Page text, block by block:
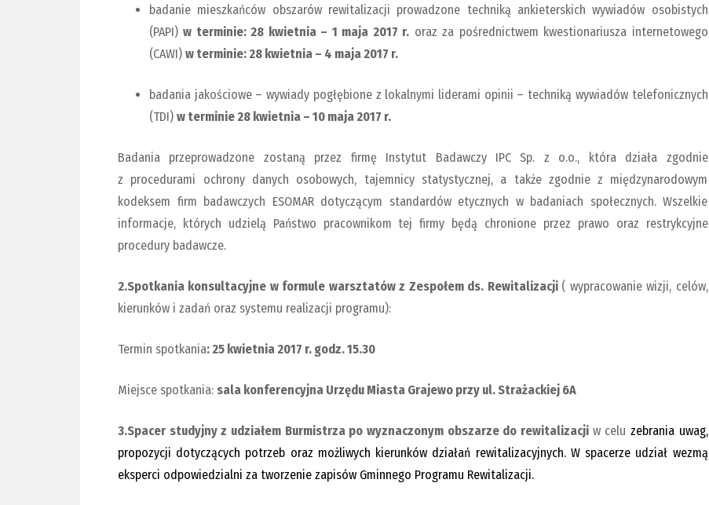
badanie mieszkańców obszarów rewitalizacji prowadzone techniką ankieterskich wywiadów osobistych
(PAPI)w terminie: 28 kwietnia – 1 maja 2017 r. oraz za pośrednictwem kwestionariusza internetowego
(CAWI) w terminie: 28 kwietnia – 4 maja 2017 r.
badania jakościowe – wywiady pogłębione z lokalnymi liderami opinii – techniką wywiadów telefonicznych
(TDI) w terminie 28 kwietnia – 10 maja 2017 r.
Badania przeprowadzone zostaną przez firmę Instytut Badawczy IPC Sp. z o.o., która działa zgodnie
z procedurami ochrony danych osobowych, tajemnicy statystycznej, a także zgodnie z międzynarodowym
kodeksem firm badawczych ESOMAR dotyczącym standardów etycznych w badaniach społecznych. Wszelkie
informacje, których udzielą Państwo pracownikom tej firmy będą chronione przez prawo oraz restrykcyjne
procedury badawcze.
2.Spotkania konsultacyjne w formule warsztatów z Zespołem ds. Rewitalizacji ( wypracowanie wizji, celów,
kierunków i zadań oraz systemu realizacji programu):
Termin spotkania: 25 kwietnia 2017 r. godz. 15.30
Miejsce spotkania: sala konferencyjna Urzędu Miasta Grajewo przy ul. Strażackiej 6A
3.Spacer studyjny z udziałem Burmistrza po wyznaczonym obszarze do rewitalizacji w celu zebrania uwag,
propozycji dotyczących potrzeb oraz możliwych kierunków działań rewitalizacyjnych. W spacerze udział wezmą
eksperci odpowiedzialni za tworzenie zapisów Gminnego Programu Rewitalizacji.